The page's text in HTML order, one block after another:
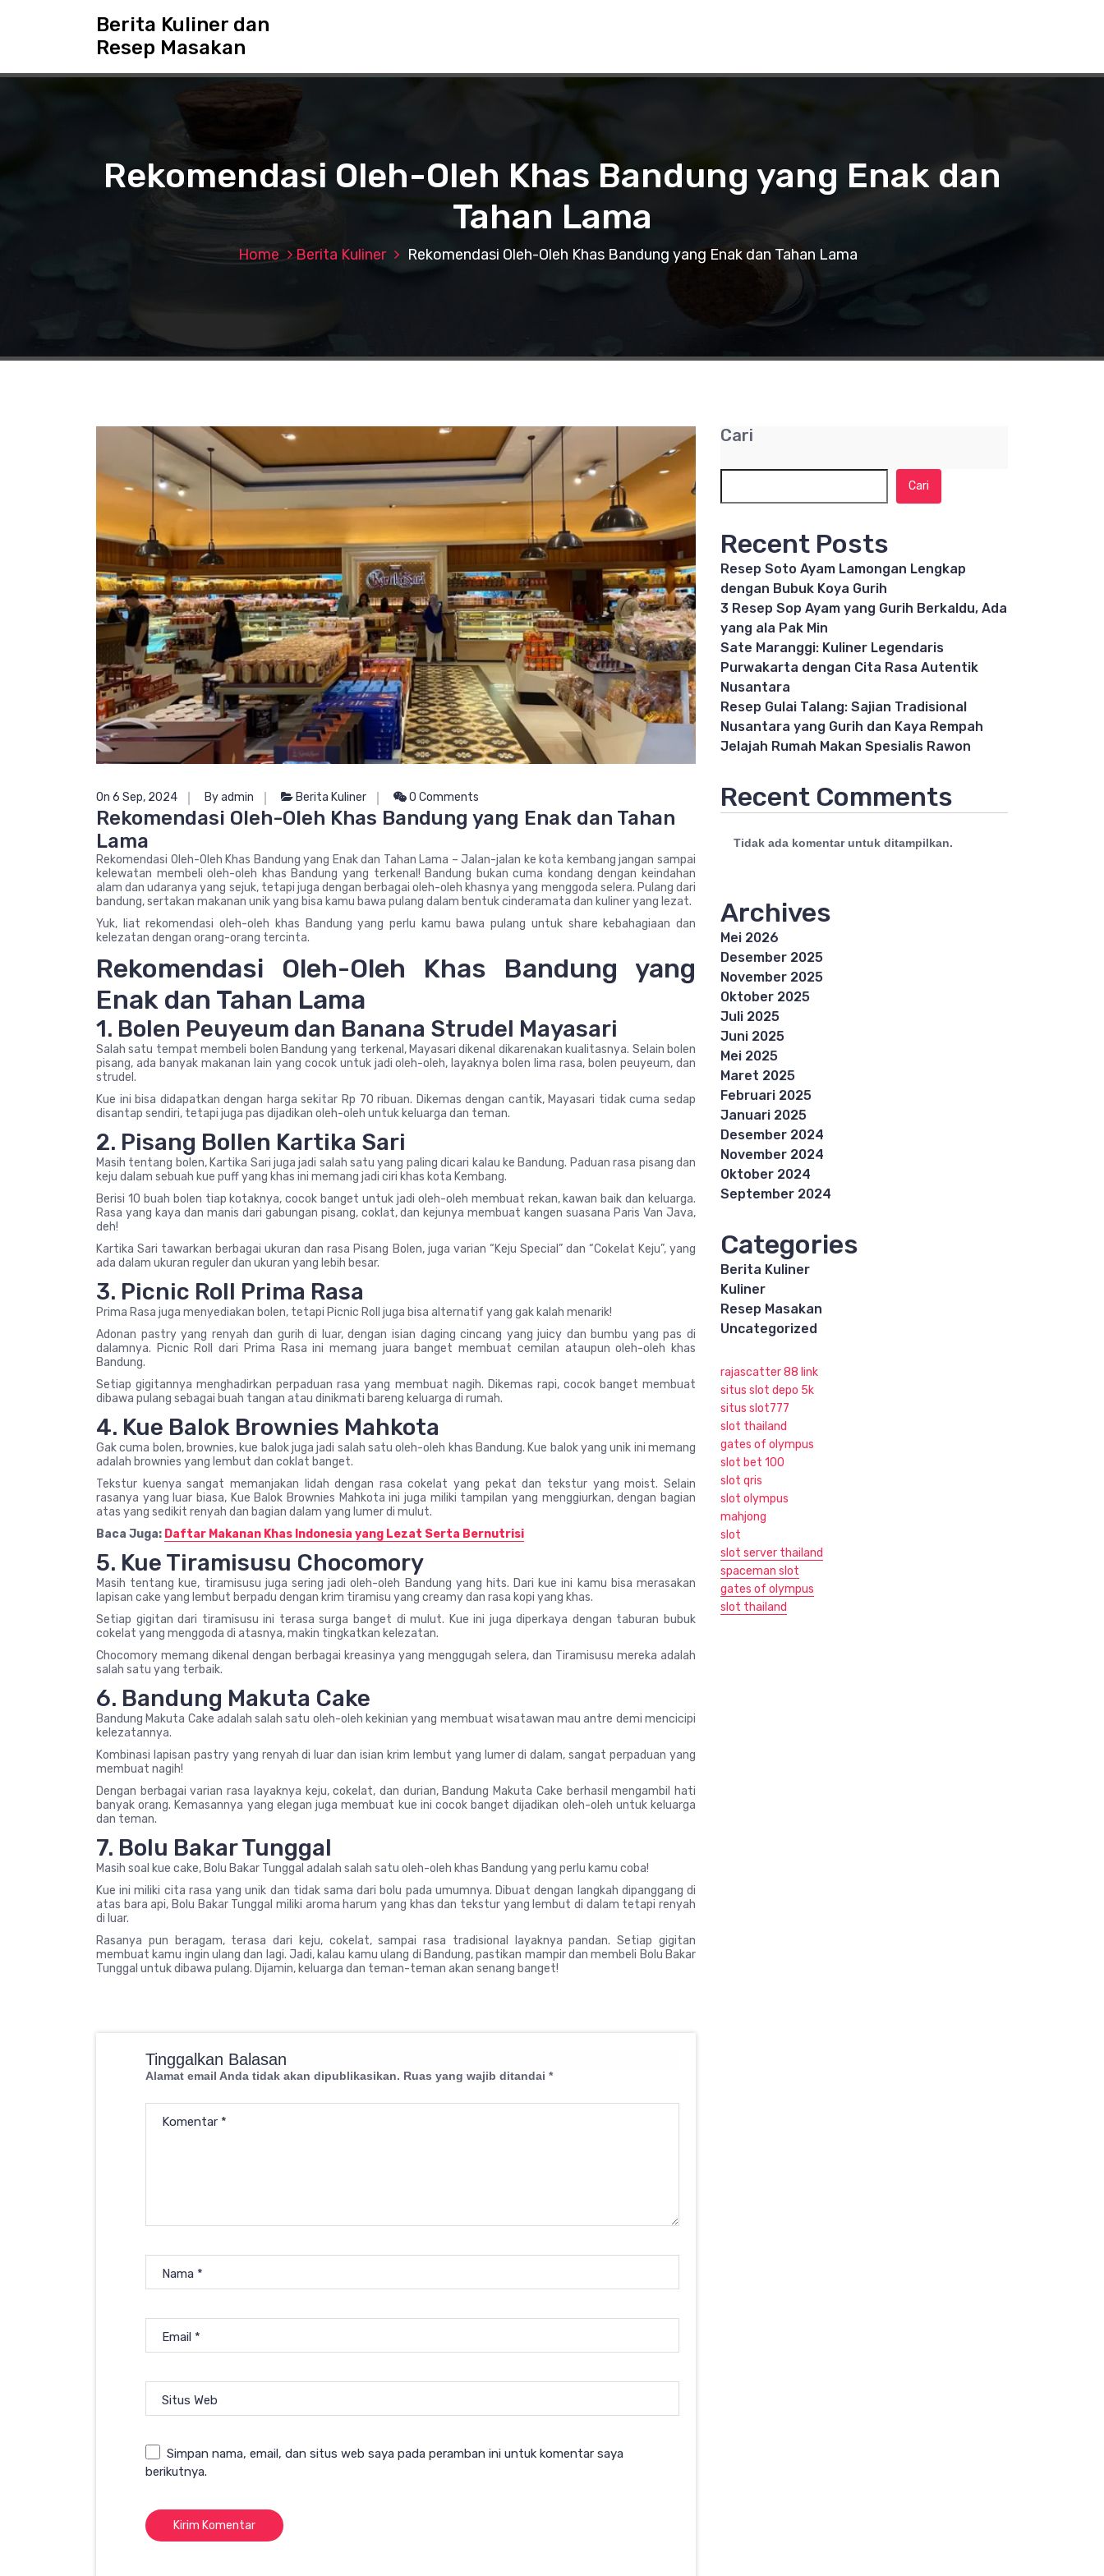
t
Berita Kuliner dan
Resep Masakan
Rekomendasi Oleh-Oleh Khas Bandung yang Enak dan
Tahan Lama
Home Berita Kuliner Rekomendasi Oleh-Oleh Khas Bandung yang Enak dan Tahan Lama
On 6 Sep, 2024 By admin Berita Kuliner 0 Comments
Rekomendasi Oleh-Oleh Khas Bandung yang Enak dan Tahan
Lama
Rekomendasi Oleh-Oleh Khas Bandung yang Enak dan Tahan Lama – Jalan-jalan ke kota kembang jangan sampai
kelewatan membeli oleh-oleh khas Bandung yang terkenal! Bandung bukan cuma kondang dengan keindahan
alam dan udaranya yang sejuk, tetapi juga dengan berbagai oleh-oleh khasnya yang menggoda selera. Pulang dari
bandung, sertakan makanan unik yang bisa kamu bawa pulang dalam bentuk cinderamata dan kuliner yang lezat.
Yuk, liat rekomendasi oleh-oleh khas Bandung yang perlu kamu bawa pulang untuk share kebahagiaan dan
kelezatan dengan orang-orang tercinta.
Rekomendasi Oleh-Oleh Khas Bandung yang
Enak dan Tahan Lama
1. Bolen Peuyeum dan Banana Strudel Mayasari
Salah satu tempat membeli bolen Bandung yang terkenal, Mayasari dikenal dikarenakan kualitasnya. Selain bolen
pisang, ada banyak makanan lain yang cocok untuk jadi oleh-oleh, layaknya bolen lima rasa, bolen peuyeum, dan
strudel.
Kue ini bisa didapatkan dengan harga sekitar Rp 70 ribuan. Dikemas dengan cantik, Mayasari tidak cuma sedap
disantap sendiri, tetapi juga pas dijadikan oleh-oleh untuk keluarga dan teman.
2. Pisang Bollen Kartika Sari
Masih tentang bolen, Kartika Sari juga jadi salah satu yang paling dicari kalau ke Bandung. Paduan rasa pisang dan
keju dalam sebuah kue puff yang khas ini memang jadi ciri khas kota Kembang.
Berisi 10 buah bolen tiap kotaknya, cocok banget untuk jadi oleh-oleh membuat rekan, kawan baik dan keluarga.
Rasa yang kaya dan manis dari gabungan pisang, coklat, dan kejunya membuat kangen suasana Paris Van Java,
deh!
Kartika Sari tawarkan berbagai ukuran dan rasa Pisang Bolen, juga varian “Keju Special” dan “Cokelat Keju”, yang
ada dalam ukuran reguler dan ukuran yang lebih besar.
3. Picnic Roll Prima Rasa
Prima Rasa juga menyediakan bolen, tetapi Picnic Roll juga bisa alternatif yang gak kalah menarik!
Adonan pastry yang renyah dan gurih di luar, dengan isian daging cincang yang juicy dan bumbu yang pas di
dalamnya. Picnic Roll dari Prima Rasa ini memang juara banget membuat cemilan ataupun oleh-oleh khas
Bandung.
Setiap gigitannya menghadirkan perpaduan rasa yang membuat nagih. Dikemas rapi, cocok banget membuat
dibawa pulang sebagai buah tangan atau dinikmati bareng keluarga di rumah.
4. Kue Balok Brownies Mahkota
Gak cuma bolen, brownies, kue balok juga jadi salah satu oleh-oleh khas Bandung. Kue balok yang unik ini memang
adalah brownies yang lembut dan coklat banget.
Tekstur kuenya sangat memanjakan lidah dengan rasa cokelat yang pekat dan tekstur yang moist. Selain
rasanya yang luar biasa, Kue Balok Brownies Mahkota ini juga miliki tampilan yang menggiurkan, dengan bagian
atas yang sedikit renyah dan bagian dalam yang lumer di mulut.
Baca Juga: Daftar Makanan Khas Indonesia yang Lezat Serta Bernutrisi
5. Kue Tiramisusu Chocomory
Masih tentang kue, tiramisusu juga sering jadi oleh-oleh Bandung yang hits. Dari kue ini kamu bisa merasakan
lapisan cake yang lembut berpadu dengan krim tiramisu yang creamy dan rasa kopi yang khas.
Setiap gigitan dari tiramisusu ini terasa surga banget di mulut. Kue ini juga diperkaya dengan taburan bubuk
cokelat yang menggoda di atasnya, makin tingkatkan kelezatan.
Chocomory memang dikenal dengan berbagai kreasinya yang menggugah selera, dan Tiramisusu mereka adalah
salah satu yang terbaik.
6. Bandung Makuta Cake
Bandung Makuta Cake adalah salah satu oleh-oleh kekinian yang membuat wisatawan mau antre demi mencicipi
kelezatannya.
Kombinasi lapisan pastry yang renyah di luar dan isian krim lembut yang lumer di dalam, sangat perpaduan yang
membuat nagih!
Dengan berbagai varian rasa layaknya keju, cokelat, dan durian, Bandung Makuta Cake berhasil mengambil hati
banyak orang. Kemasannya yang elegan juga membuat kue ini cocok banget dijadikan oleh-oleh untuk keluarga
dan teman.
7. Bolu Bakar Tunggal
Masih soal kue cake, Bolu Bakar Tunggal adalah salah satu oleh-oleh khas Bandung yang perlu kamu coba!
Kue ini miliki cita rasa yang unik dan tidak sama dari bolu pada umumnya. Dibuat dengan langkah dipanggang di
atas bara api, Bolu Bakar Tunggal miliki aroma harum yang khas dan tekstur yang lembut di dalam tetapi renyah
di luar.
Rasanya pun beragam, terasa dari keju, cokelat, sampai rasa tradisional layaknya pandan. Setiap gigitan
membuat kamu ingin ulang dan lagi. Jadi, kalau kamu ulang di Bandung, pastikan mampir dan membeli Bolu Bakar
Tunggal untuk dibawa pulang. Dijamin, keluarga dan teman-teman akan senang banget!
Tinggalkan Balasan
Alamat email Anda tidak akan dipublikasikan. Ruas yang wajib ditandai *
Komentar *
Nama *
Email *
Situs Web
Simpan nama, email, dan situs web saya pada peramban ini untuk komentar saya
berikutnya.
Cari
Cari
Recent Posts
Resep Soto Ayam Lamongan Lengkap
dengan Bubuk Koya Gurih
3 Resep Sop Ayam yang Gurih Berkaldu, Ada
yang ala Pak Min
Sate Maranggi: Kuliner Legendaris
Purwakarta dengan Cita Rasa Autentik
Nusantara
Resep Gulai Talang: Sajian Tradisional
Nusantara yang Gurih dan Kaya Rempah
Jelajah Rumah Makan Spesialis Rawon
Recent Comments
Tidak ada komentar untuk ditampilkan.
Archives
Mei 2026
Desember 2025
November 2025
Oktober 2025
Juli 2025
Juni 2025
Mei 2025
Maret 2025
Februari 2025
Januari 2025
Desember 2024
November 2024
Oktober 2024
September 2024
Categories
Berita Kuliner
Kuliner
Resep Masakan
Uncategorized
rajascatter 88 link
situs slot depo 5k
situs slot777
slot thailand
gates of olympus
slot bet 100
slot qris
slot olympus
mahjong
slot
slot server thailand
spaceman slot
gates of olympus
slot thailand